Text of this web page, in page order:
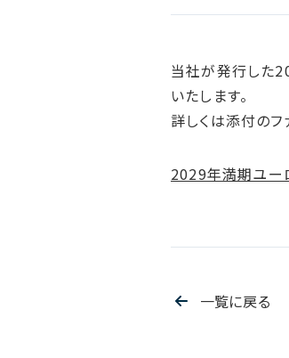
当社が発行した
いたします。
詳しくは添付のフ
2029年満期ユー
一覧に戻る